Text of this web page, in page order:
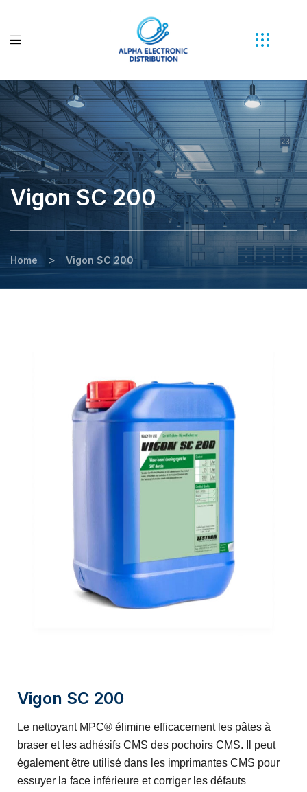
Vigon SC 200
Home > Vigon SC 200
Vigon SC 200
Le nettoyant MPC® élimine efficacement les pâtes à
braser et les adhésifs CMS des pochoirs CMS. Il peut
également être utilisé dans les imprimantes CMS pour
essuyer la face inférieure et corriger les défauts